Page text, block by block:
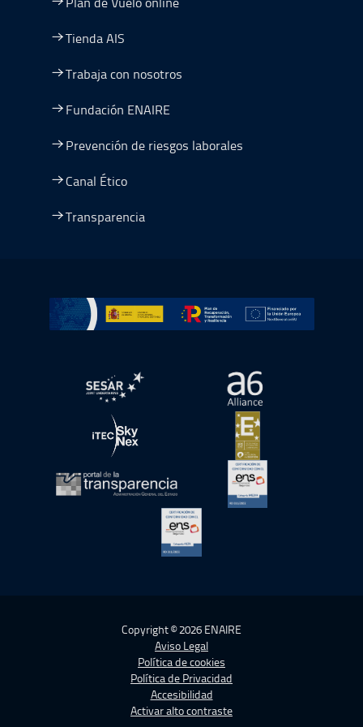
Tienda AIS
Trabaja con nosotros
Fundación ENAIRE
Prevención de riesgos laborales
Canal Ético
Transparencia
Ir a Plan de Recuperación, Transformación y
abre en ventana nueva abre en ventana
abre en ventana nueva abre en ventana
abre en ventana nueva
Copyright © 2026 ENAIRE
Aviso Legal
Política de cookies
Política de Privacidad
Accesibilidad
Activar alto contraste